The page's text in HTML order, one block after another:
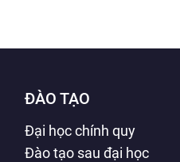
ĐÀO TẠO
Đại học chính quy
Đào tạo sau đại học